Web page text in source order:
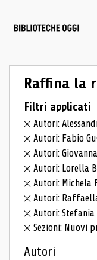
Raffina la
Filtri applicati
Autori:
Autori: Fabio
Autori:
Autori: Lorella
Autori: Michela
Autori:
Autori: Stefania
Sezioni: Nuovi
Autori